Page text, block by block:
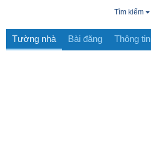
Tìm kiếm
Tường nhà Bài đăng Thông tin